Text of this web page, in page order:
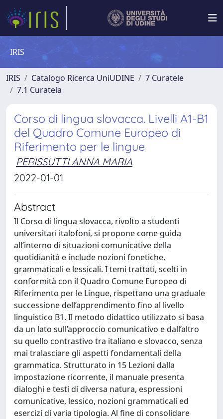
IRIS
IRIS Catalogo Ricerca UniUDINE
7 Curatele
7.1 Curatela
Corso di lingua slovacca. Livelli A1-B1
del Quadro Comune Europeo di
Riferimento per le lingue
PERISSUTTI ANNA MARIA
2022-01-01
Abstract
Il Corso di lingua slovacca, rivolto a studenti
universitari italofoni, si propone come guida
all’interno di situazioni comunicative della
quotidianità e include nozioni fonetiche,
grammaticali e lessicali. I temi trattati, scelti in
conformità con il Quadro Comune Europeo di
Riferimento per le Lingue, rispettano una graduale
successione dell’apprendimento fino al livello
linguistico B1. Il metodo didattico utilizzato si basa
da un lato sull’approccio comunicativo e dall’altro
su quello contrastivo tra italiano e slovacco, senza
mai tralasciare gli aspetti fondamentali della
grammatica. Strutturato in 15 Lezioni dalla
impostazione ricorrente, il manuale presenta
dialoghi e testi di diversa natura, espressioni
comunicative, lessico, nozioni grammaticali ed
esercizi di varia tipologia. Al fine di consolidare